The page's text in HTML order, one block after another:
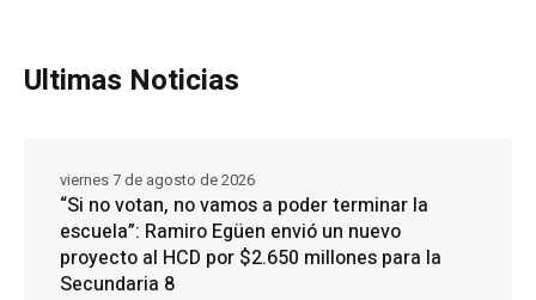
Ultimas Noticias
“Si no votan, no vamos a poder terminar la
escuela”: Ramiro Egüen envió un nuevo
proyecto al HCD por $2.650 millones para la
Secundaria 8
viernes 7 de agosto de 2026